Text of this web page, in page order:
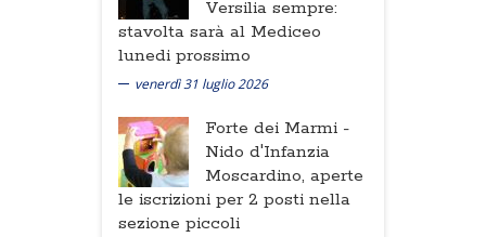
Versilia sempre:
stavolta sarà al Mediceo
lunedi prossimo
venerdì 31 luglio 2026
Forte dei Marmi -
Nido d'Infanzia
Moscardino, aperte
le iscrizioni per 2 posti nella
sezione piccoli